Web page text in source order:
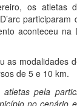
os atletas
aconteceu na
as modalidades
de 5 e 10 km.
atletas pela